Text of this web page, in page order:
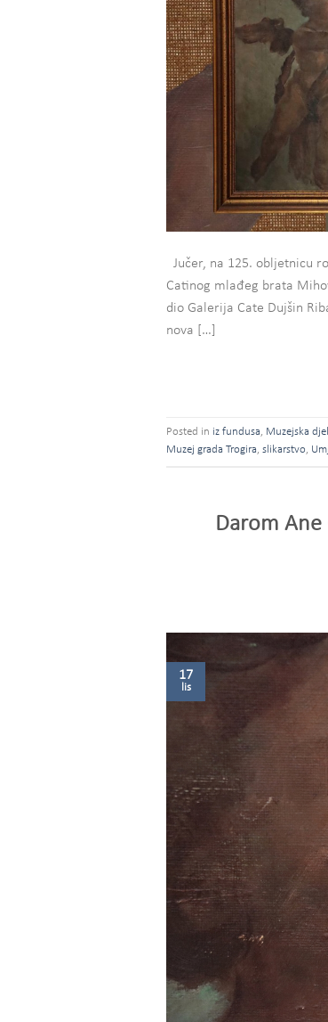
Jučer, na 125. obljetnicu
Catinog mlađeg brata
dio Galerija Cate Dujšin
nova […]
Posted in iz fundusa, Muzejska
Muzej grada Trogira, slikarstvo,
Darom
17
lis